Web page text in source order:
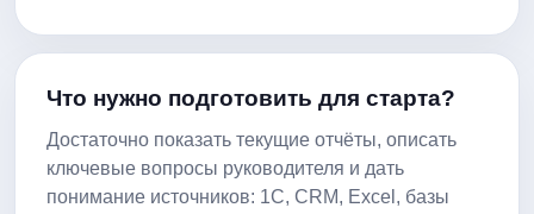
Что нужно подготовить для старта?
Достаточно показать текущие отчёты, описать
ключевые вопросы руководителя и дать
понимание источников: 1С, CRM, Excel, базы